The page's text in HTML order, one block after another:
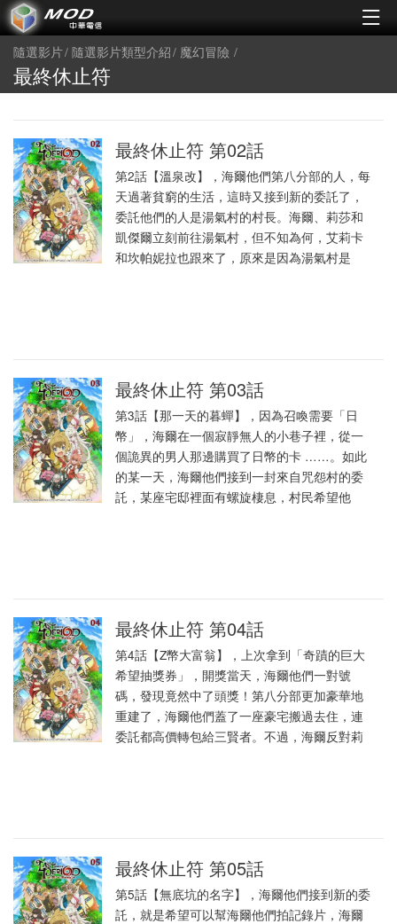
隨選影片 隨選影片類型介紹 魔幻冒險
最終休止符
最終休止符 第02話
第2話【溫泉改】，海爾他們第八分部的人，每
天過著貧窮的生活，這時又接到新的委託了，
委託他們的人是湯氣村的村長。海爾、莉莎和
凱傑爾立刻前往湯氣村，但不知為何，艾莉卡
和坎帕妮拉也跟來了，原來是因為湯氣村是
最終休止符 第03話
第3話【那一天的暮蟬】，因為召喚需要「日
幣」，海爾在一個寂靜無人的小巷子裡，從一
個詭異的男人那邊購買了日幣的卡 ……。如此
的某一天，海爾他們接到一封來自咒怨村的委
託，某座宅邸裡面有螺旋棲息，村民希望他
最終休止符 第04話
第4話【Z幣大富翁】，上次拿到「奇蹟的巨大
希望抽獎券」，開獎當天，海爾他們一對號
碼，發現竟然中了頭獎！第八分部更加豪華地
重建了，海爾他們蓋了一座豪宅搬過去住，連
委託都高價轉包給三賢者。不過，海爾反對莉
最終休止符 第05話
第5話【無底坑的名字】，海爾他們接到新的委
託，就是希望可以幫海爾他們拍記錄片，海爾